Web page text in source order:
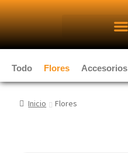
Todo Flores Accesorios
Inicio Flores